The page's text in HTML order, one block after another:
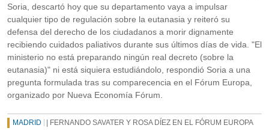
Soria, descartó hoy que su departamento vaya a impulsar
cualquier tipo de regulación sobre la eutanasia y reiteró su
defensa del derecho de los ciudadanos a morir dignamente
recibiendo cuidados paliativos durante sus últimos días de vida. "El
ministerio no está preparando ningún real decreto (sobre la
eutanasia)" ni está siquiera estudiándolo, respondió Soria a una
pregunta formulada tras su comparecencia en el Fórum Europa,
organizado por Nueva Economía Fórum.
MADRID | FERNANDO SAVATER Y ROSA DÍEZ EN EL FÓRUM EUROPA